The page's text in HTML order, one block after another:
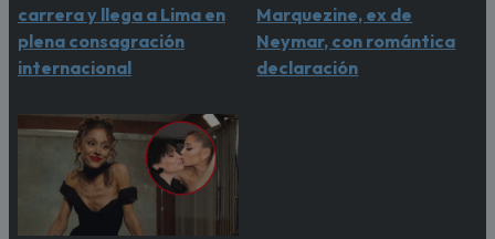
carrera y llega a Lima en
plena consagración
internacional
Marquezine, ex de
Neymar, con romántica
declaración